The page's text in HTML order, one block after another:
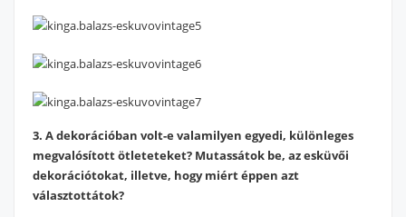
3. A dekorációban volt-e valamilyen egyedi, különleges
megvalósított ötleteteket? Mutassátok be, az esküvői
dekorációtokat, illetve, hogy miért éppen azt
választottátok?